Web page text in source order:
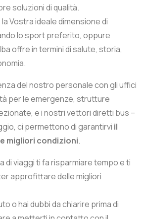
soluzioni di qualità.
Vostra ideale dimensione di
lo sport preferito, oppure
offre in termini di salute, storia,
del nostro personale con gli uffici
per le emergenze, strutture
e i nostri vettori diretti bus –
ci permettono di garantirvi il
migliori condizioni.
di viaggi ti fa risparmiare tempo e ti
approfittare delle migliori
o hai dubbi da chiarire prima di